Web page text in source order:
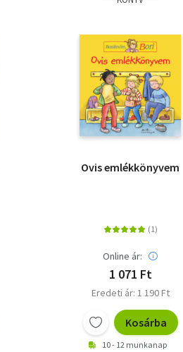
Ovis emlékkönyvem
Online ár:
1 071 Ft
Eredeti ár: 1 190 Ft
Kosárba
10 - 12 munkanap